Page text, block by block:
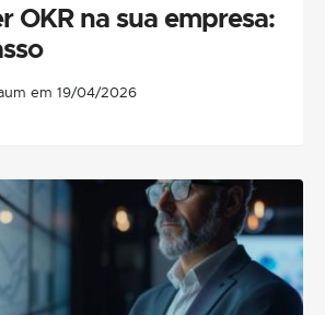
OKR na sua empresa:
em 19/04/2026